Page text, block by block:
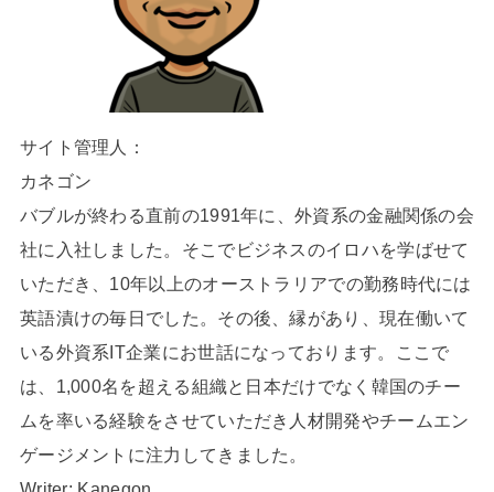
サイト管理人：
カネゴン
バブルが終わる直前の1991年に、外資系の金融関係の会
社に入社しました。そこでビジネスのイロハを学ばせて
いただき、10年以上のオーストラリアでの勤務時代には
英語漬けの毎日でした。その後、縁があり、現在働いて
いる外資系IT企業にお世話になっております。ここで
は、1,000名を超える組織と日本だけでなく韓国のチー
ムを率いる経験をさせていただき人材開発やチームエン
ゲージメントに注力してきました。